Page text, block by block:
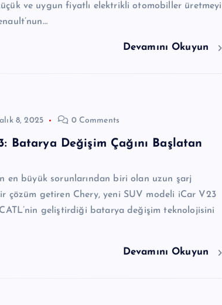
ve uygun fiyatlı elektrikli otomobiller üretmeyi
Devamını Okuyun
8, 2025 0 Comments
Batarya Değişim Çağını Başlatan
en büyük sorunlarından biri olan uzun şarj
çözüm getiren Chery, yeni SUV modeli iCar V23
CATL’nin geliştirdiği batarya değişim teknolojisini
Devamını Okuyun